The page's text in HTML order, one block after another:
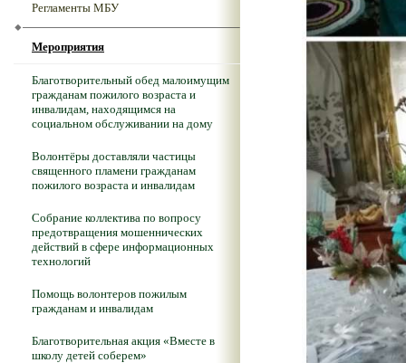
Регламенты МБУ
Мероприятия
Благотворительный обед малоимущим
гражданам пожилого возраста и
инвалидам, находящимся на
социальном обслуживании на дому
Волонтёры доставляли частицы
священного пламени гражданам
пожилого возраста и инвалидам
Собрание коллектива по вопросу
предотвращения мошеннических
действий в сфере информационных
технологий
Помощь волонтеров пожилым
гражданам и инвалидам
Благотворительная акция «Вместе в
школу детей соберем»